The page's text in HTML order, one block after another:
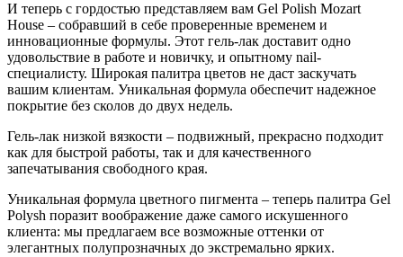
И теперь с гордостью представляем вам Gel Polish Mozart
House – собравший в себе проверенные временем и
инновационные формулы. Этот гель-лак доставит одно
удовольствие в работе и новичку, и опытному nail-
специалисту. Широкая палитра цветов не даст заскучать
вашим клиентам. Уникальная формула обеспечит надежное
покрытие без сколов до двух недель.
Гель-лак низкой вязкости – подвижный, прекрасно подходит
как для быстрой работы, так и для качественного
запечатывания свободного края.
Уникальная формула цветного пигмента – теперь палитра Gel
Polysh поразит воображение даже самого искушенного
клиента: мы предлагаем все возможные оттенки от
элегантных полупрозначных до экстремально ярких.